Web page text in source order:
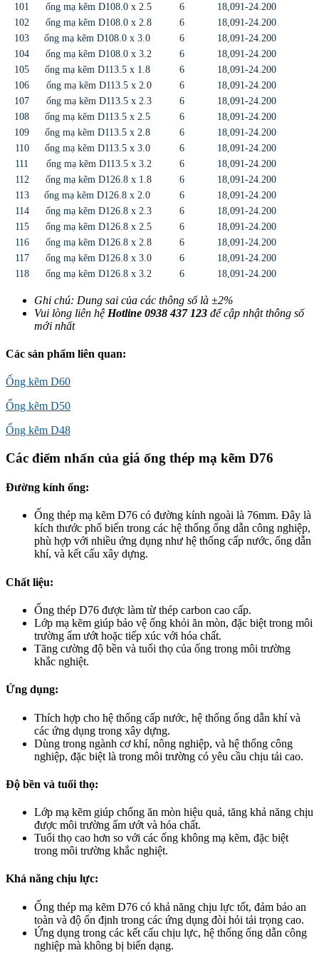
101
ống mạ kẽm D108.0 x 2.5 6
18,091-24.200
102
ống mạ kẽm D108.0 x 2.8 6
18,091-24.200
103
ống mạ kẽm D108.0 x 3.0 6
18,091-24.200
104
ống mạ kẽm D108.0 x 3.2 6
18,091-24.200
105
ống mạ kẽm D113.5 x 1.8 6
18,091-24.200
106
ống mạ kẽm D113.5 x 2.0 6
18,091-24.200
107
ống mạ kẽm D113.5 x 2.3 6
18,091-24.200
108
ống mạ kẽm D113.5 x 2.5 6
18,091-24.200
109
ống mạ kẽm D113.5 x 2.8 6
18,091-24.200
110
ống mạ kẽm D113.5 x 3.0 6
18,091-24.200
111
ống mạ kẽm D113.5 x 3.2 6
18,091-24.200
112
ống mạ kẽm D126.8 x 1.8 6
18,091-24.200
113
ống mạ kẽm D126.8 x 2.0 6
18,091-24.200
114
ống mạ kẽm D126.8 x 2.3 6
18,091-24.200
115
ống mạ kẽm D126.8 x 2.5 6
18,091-24.200
116
ống mạ kẽm D126.8 x 2.8 6
18,091-24.200
117
ống mạ kẽm D126.8 x 3.0 6
18,091-24.200
118
ống mạ kẽm D126.8 x 3.2 6 18,091-24.200
Ghi chú: Dung sai của các thông số là ±2%
Vui lòng liên hệ Hotline 0938 437 123 để cập nhật thông số
mới nhất
Các sản phẩm liên quan:
Ống kẽm D60
Ống kẽm D50
Ống kẽm D48
Các điểm nhấn của giá ống thép mạ kẽm D76
Đường kính ống:
Ống thép mạ kẽm D76 có đường kính ngoài là 76mm. Đây là
kích thước phổ biến trong các hệ thống ống dẫn công nghiệp,
phù hợp với nhiều ứng dụng như hệ thống cấp nước, ống dẫn
khí, và kết cấu xây dựng.
Chất liệu:
Ống thép D76 được làm từ thép carbon cao cấp.
Lớp mạ kẽm giúp bảo vệ ống khỏi ăn mòn, đặc biệt trong môi
trường ẩm ướt hoặc tiếp xúc với hóa chất.
Tăng cường độ bền và tuổi thọ của ống trong môi trường
khắc nghiệt.
Ứng dụng:
Thích hợp cho hệ thống cấp nước, hệ thống ống dẫn khí và
các ứng dụng trong xây dựng.
Dùng trong ngành cơ khí, nông nghiệp, và hệ thống công
nghiệp, đặc biệt là trong môi trường có yêu cầu chịu tải cao.
Độ bền và tuổi thọ:
Lớp mạ kẽm giúp chống ăn mòn hiệu quả, tăng khả năng chịu
được môi trường ẩm ướt và hóa chất.
Tuổi thọ cao hơn so với các ống không mạ kẽm, đặc biệt
trong môi trường khắc nghiệt.
Khả năng chịu lực:
Ống thép mạ kẽm D76 có khả năng chịu lực tốt, đảm bảo an
toàn và độ ổn định trong các ứng dụng đòi hỏi tải trọng cao.
Ứng dụng trong các kết cấu chịu lực, hệ thống ống dẫn công
nghiệp mà không bị biến dạng.